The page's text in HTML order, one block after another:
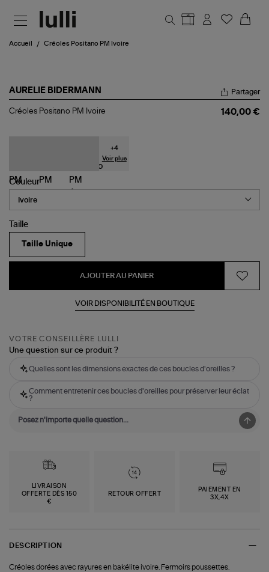
Accueil Créoles Positano PM Ivoire
AURELIE BIDERMANN
Créoles
Partager
Créoles Positano PM Ivoire 140,00 €
+4
Voir plus
Couleur
Taille
Taille Unique
AJOUTER AU PANIER
VOIR DISPONIBILITÉ EN BOUTIQUE
VOTRE CONSEILLÈRE LULLI
Une question sur ce produit ?
Quelles sont les dimensions exactes de ces boucles d'oreilles ?
Comment entretenir ces boucles d'oreilles pour préserver leur éclat
?
LIVRAISON
OFFERTE DÈS 150
€
RETOUR OFFERT
PAIEMENT EN
3X,4X
DESCRIPTION
Créoles dorées avec rayures en bakélite ivoire. Fermoirs poussettes.